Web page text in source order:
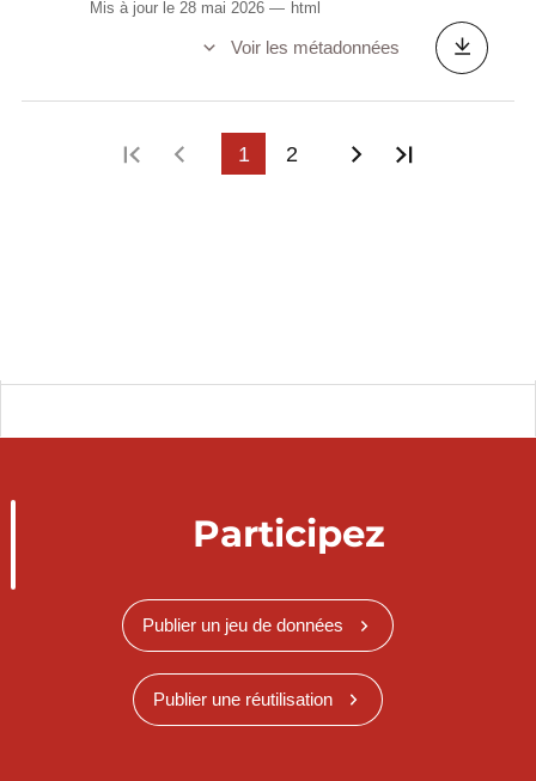
Mis à jour le 28 mai 2026 html
Voir les métadonnées
Première page
Page précédente
1 2 Page suivante
Participez
Publier un jeu de données
Publier une réutilisation